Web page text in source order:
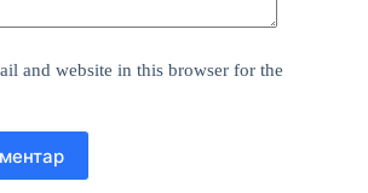
and website in this browser for the